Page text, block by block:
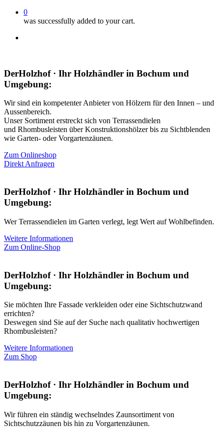
0
was successfully added to your cart.
DerHolzhof · Ihr Holzhändler in Bochum und
Umgebung:
Wir sind ein kompetenter Anbieter von Hölzern für den Innen – und
Aussenbereich.
Unser Sortiment erstreckt sich von Terrassendielen
und Rhombusleisten über Konstruktionshölzer bis zu Sichtblenden
wie Garten- oder Vorgartenzäunen.
Zum Onlineshop
Direkt Anfragen
DerHolzhof · Ihr Holzhändler in Bochum und
Umgebung:
Wer Terrassendielen im Garten verlegt, legt Wert auf Wohlbefinden.
Weitere Informationen
Zum Online-Shop
DerHolzhof · Ihr Holzhändler in Bochum und
Umgebung:
Sie möchten Ihre Fassade verkleiden oder eine Sichtschutzwand
errichten?
Deswegen sind Sie auf der Suche nach qualitativ hochwertigen
Rhombusleisten?
Weitere Informationen
Zum Shop
DerHolzhof · Ihr Holzhändler in Bochum und
Umgebung:
Wir führen ein ständig wechselndes Zaunsortiment von
Sichtschutzzäunen bis hin zu Vorgartenzäunen.